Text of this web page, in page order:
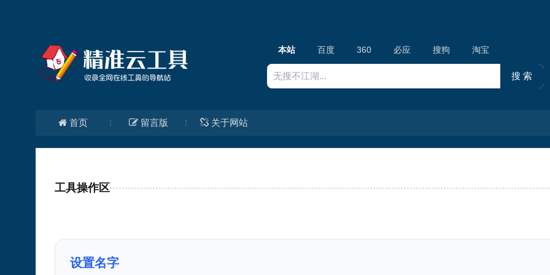
本站 百度 360 必应 搜狗 淘宝
首页 留言版 关于网站
工具操作区
设置名字